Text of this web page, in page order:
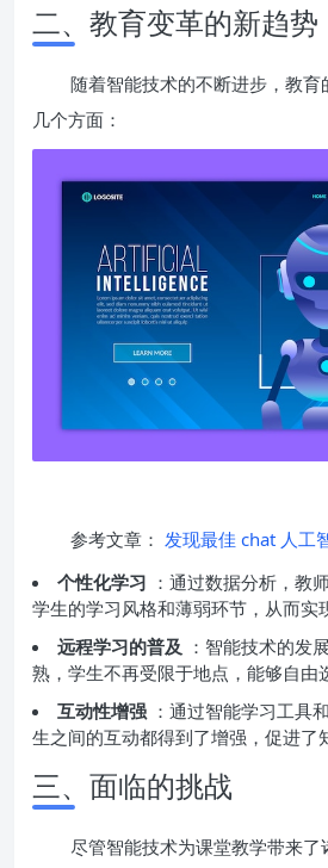
二、教育变革的新趋势
随着智能技术的不断进步，教
几个方面：
参考文章： 发现最佳 chat 人工
个性化学习 ：通过数据分析，教
学生的学习风格和薄弱环节，从而实
远程学习的普及 ：智能技术的发
熟，学生不再受限于地点，能够自由
互动性增强 ：通过智能学习工具
生之间的互动都得到了增强，促进了
三、面临的挑战
尽管智能技术为课堂教学带来